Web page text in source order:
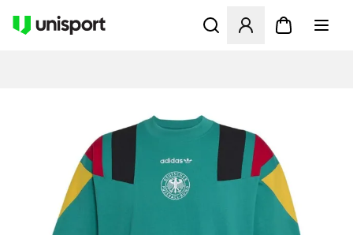
Åbner en Modal til at